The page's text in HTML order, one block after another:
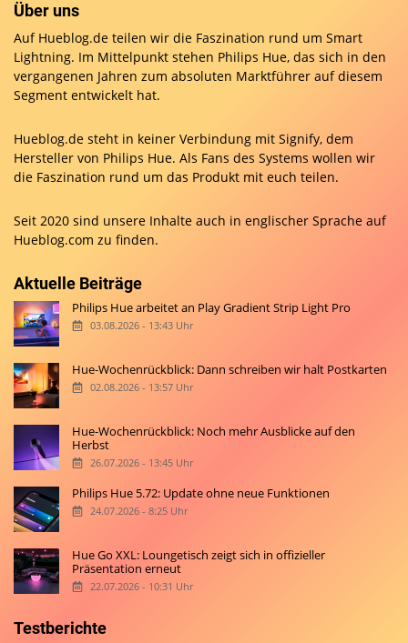
Über uns
Auf Hueblog.de teilen wir die Faszination rund um Smart
Lightning. Im Mittelpunkt stehen Philips Hue, das sich in den
vergangenen Jahren zum absoluten Marktführer auf diesem
Segment entwickelt hat.
Hueblog.de steht in keiner Verbindung mit Signify, dem
Hersteller von Philips Hue. Als Fans des Systems wollen wir
die Faszination rund um das Produkt mit euch teilen.
Seit 2020 sind unsere Inhalte auch in englischer Sprache auf
Hueblog.com zu finden.
Aktuelle Beiträge
Philips Hue arbeitet an Play Gradient Strip Light Pro
03.08.2026 - 13:43 Uhr
Hue-Wochenrückblick: Dann schreiben wir halt Postkarten
02.08.2026 - 13:57 Uhr
Hue-Wochenrückblick: Noch mehr Ausblicke auf den
Herbst
26.07.2026 - 13:45 Uhr
Philips Hue 5.72: Update ohne neue Funktionen
24.07.2026 - 8:25 Uhr
Hue Go XXL: Loungetisch zeigt sich in offizieller
Präsentation erneut
22.07.2026 - 10:31 Uhr
Testberichte